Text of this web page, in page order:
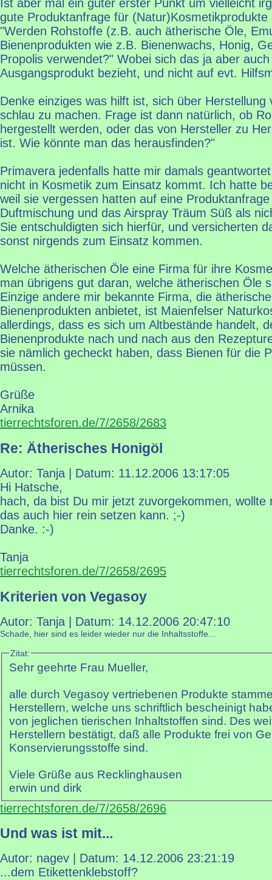
Ist aber mal ein guter erster Punkt um vielleicht
gute Produktanfrage für (Natur)Kosmetikprodukte
"Werden Rohstoffe (z.B. auch ätherische Öle,
Bienenprodukten wie z.B. Bienenwachs, Honig,
Propolis verwendet?" Wobei sich das ja aber
Ausgangsprodukt bezieht, und nicht auf evt.
Denke einziges was hilft ist, sich über Herstellung
schlau zu machen. Frage ist dann natürlich, ob
hergestellt werden, oder das von Hersteller zu
ist. Wie könnte man das herausfinden?"
Primavera jedenfalls hatte mir damals
nicht in Kosmetik zum Einsatz kommt. Ich hatte
weil sie vergessen hatten auf eine
Duftmischung und das Airspray Träum Süß als
Sie entschuldigten sich hierfür, und versicherten
sonst nirgends zum Einsatz kommen.
Welche ätherischen Öle eine Firma für ihre
man übrigens gut daran, welche ätherischen Öle
Einzige andere mir bekannte Firma, die
Bienenprodukten anbietet, ist Maienfelser
allerdings, dass es sich um Altbestände handelt,
Bienenprodukte nach und nach aus den
sie nämlich gecheckt haben, dass Bienen für die
müssen.
Grüße
Arnika
tierrechtsforen.de/7/2658/2683
Re: Ätherisches Honigöl
Autor: Tanja | Datum: 11.12.2006 13:17:05
Hi Hatsche,
hach, da bist Du mir jetzt zuvorgekommen, wollte
das auch hier rein setzen kann. ;-)
Danke. :-)
Tanja
tierrechtsforen.de/7/2658/2695
Kriterien von Vegasoy
Autor: Tanja | Datum: 14.12.2006 20:47:10
Schade, hier sind es leider wieder nur die Inhaltsstoffe...
Zitat:
Sehr geehrte Frau Mueller,
alle durch Vegasoy vertriebenen Produkte
Herstellern, welche uns schriftlich bescheinigt
von jeglichen tierischen Inhaltstoffen sind. Des
Herstellern bestätigt, daß alle Produkte frei von
Konservierungsstoffe sind.
Viele Grüße aus Recklinghausen
erwin und dirk
tierrechtsforen.de/7/2658/2696
Und was ist mit...
Autor: nagev | Datum: 14.12.2006 23:21:19
...dem Etikettenklebstoff?